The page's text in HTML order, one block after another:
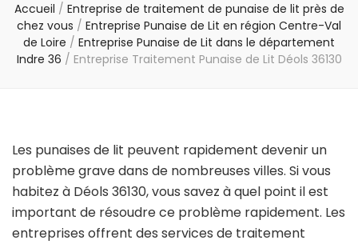
Accueil / Entreprise de traitement de punaise de lit près de
chez vous / Entreprise Punaise de Lit en région Centre-Val
de Loire / Entreprise Punaise de Lit dans le département
Indre 36 / Entreprise Traitement Punaise de Lit Déols 36130
Les punaises de lit peuvent rapidement devenir un
problème grave dans de nombreuses villes. Si vous
habitez à Déols 36130, vous savez à quel point il est
important de résoudre ce problème rapidement. Les
entreprises offrent des services de traitement